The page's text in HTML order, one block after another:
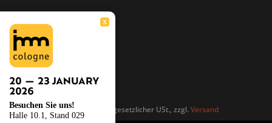
X
Besuchen Sie uns!
Halle 10.1, Stand 029
Impressum
Batteriegesetzhinweise
Widerrufsrecht
* Alle Preise inkl. gesetzlicher USt., zzgl. Versand